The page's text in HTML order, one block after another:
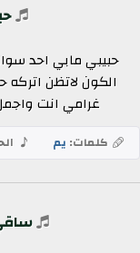
حبيبي مابي احد
الكون لاتظن
غرامي انت
كلمات: يم